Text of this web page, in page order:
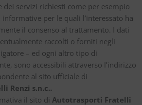
servizi richiesti come per esempio
per le quali l’interessato ha
il consenso al trattamento. I dati
raccolti o forniti negli
– ed ogni altro tipo di
sono accessibili attraverso l’indirizzo
al sito ufficiale di
Renzi s.n.c..
il sito di Autotrasporti Fratelli